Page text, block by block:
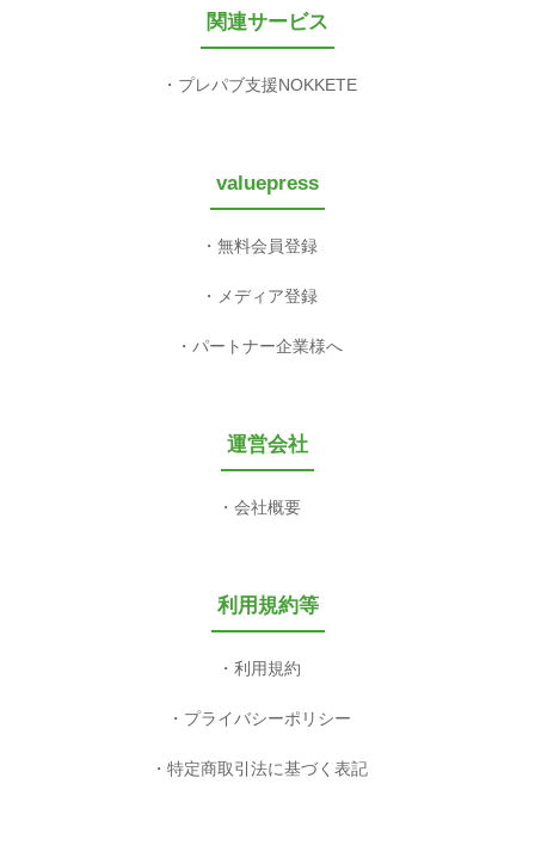
関連サービス
プレパブ支援NOKKETE
valuepress
無料会員登録
メディア登録
パートナー企業様へ
運営会社
会社概要
利用規約等
利用規約
プライバシーポリシー
特定商取引法に基づく表記